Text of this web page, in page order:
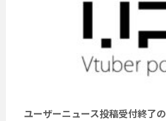
ユーザーニュース投稿受付終了